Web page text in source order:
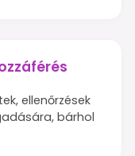
ellenőrzések
bárhol